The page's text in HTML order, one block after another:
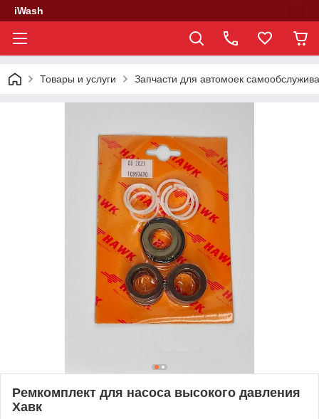
iWash
Товары и услуги Запчасти для автомоек
Ремкомплект для насоса высокого давления
Хавк